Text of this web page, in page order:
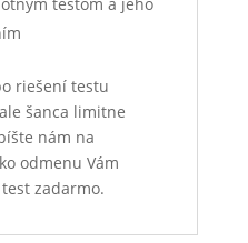
riešení testu
šanca limitne
nám na
odmenu Vám
zadarmo.